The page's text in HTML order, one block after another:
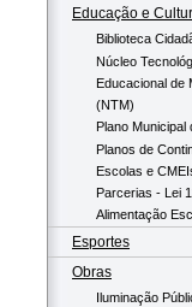
Educação e
Biblioteca
Núcleo
Educacional de
(NTM)
Plano Municipal
Planos de
Escolas e
Parcerias - Lei
Alimentação
Esportes
Obras
Iluminação